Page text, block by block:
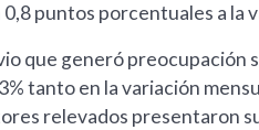
puntos porcentuales a la
que generó preocupación
tanto en la variación
relevados presentaron